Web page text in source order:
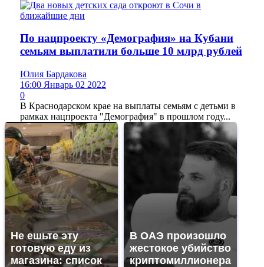
По нацпроекту «Демография» на Кубани
семьям выплатили больше 10 млрд рублей
Юлия Бардакова
16:00 Январь 02 2022
0
В Краснодарском крае на выплаты семьям с детьми в
рамках нацпроекта "Демография" в прошлом году...
Не ешьте эту
готовую еду из
магазина: список
В ОАЭ произошло
жестокое убийство
криптомиллионера